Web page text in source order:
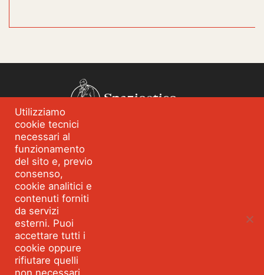
Spazioetico
Chi siamo
Blog
Servizi
Strumenti e percorsi
Parla con Spazioetico
Seguici: Facebook
Utilizziamo
cookie tecnici
necessari al
funzionamento
del sito e, previo
consenso,
cookie analitici e
contenuti forniti
da servizi
esterni. Puoi
accettare tutti i
cookie oppure
rifiutare quelli
non necessari.